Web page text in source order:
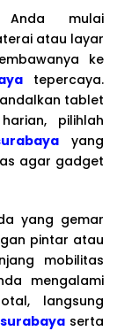
Anda mulai
atau layar
ke
tepercaya.
tablet
pilihlah
yang
agar gadget
yang gemar
pintar atau
mobilitas
mengalami
langsung
serta